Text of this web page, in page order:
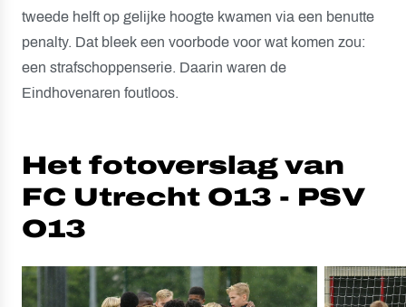
tweede helft op gelijke hoogte kwamen via een benutte
penalty. Dat bleek een voorbode voor wat komen zou:
een strafschoppenserie. Daarin waren de
Eindhovenaren foutloos.
Het fotoverslag van
FC Utrecht O13 - PSV
O13